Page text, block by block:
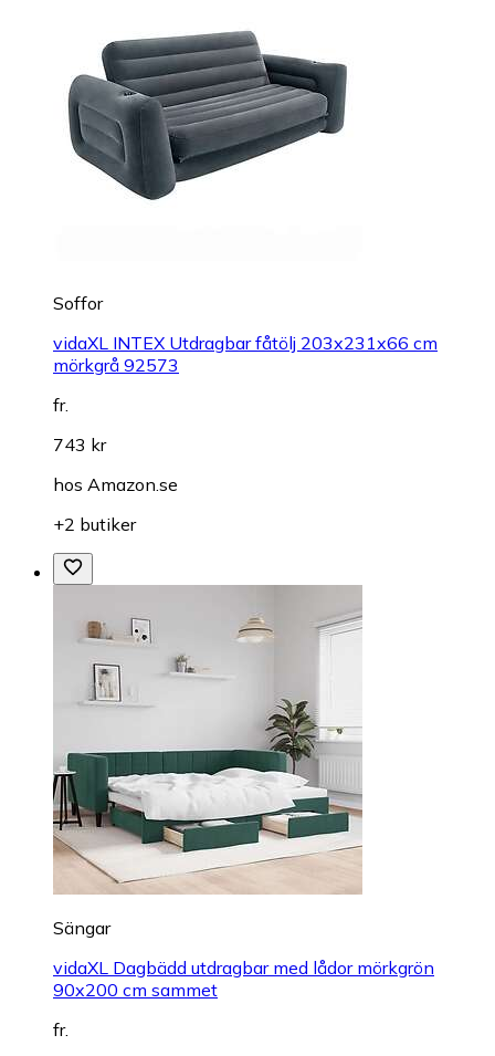
Soffor
vidaXL INTEX Utdragbar fåtölj 203x231x66 cm
mörkgrå 92573
fr.
743 kr
hos Amazon.se
+2 butiker
Sängar
vidaXL Dagbädd utdragbar med lådor mörkgrön
90x200 cm sammet
fr.